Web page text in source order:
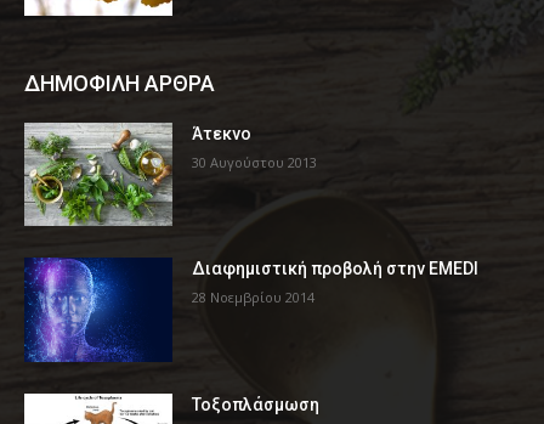
ΔΗΜΟΦΙΛΗ ΑΡΘΡΑ
Άτεκνο
30 Αυγούστου 2013
Διαφημιστική προβολή στην EMEDI
28 Νοεμβρίου 2014
Τοξοπλάσμωση